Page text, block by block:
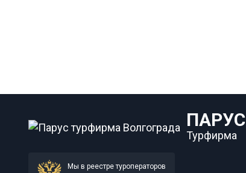
ПАРУС
Турфирма
Мы в реестре туроператоров